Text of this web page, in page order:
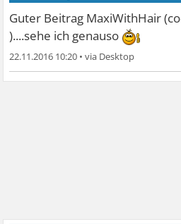
Guter Beitrag MaxiWithHair
)....sehe ich genauso
22.11.2016 10:20 •